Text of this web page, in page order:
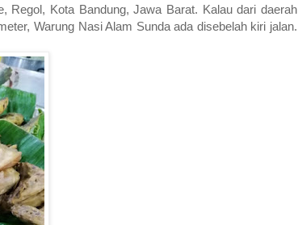
Regol, Kota Bandung, Jawa Barat. Kalau dari daerah
Warung Nasi Alam Sunda ada disebelah kiri jalan.